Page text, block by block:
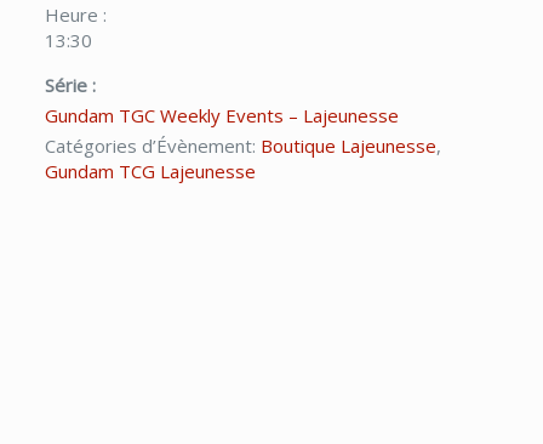
Heure :
13:30
Série :
Gundam TGC Weekly Events – Lajeunesse
Catégories d’Évènement: Boutique Lajeunesse,
Gundam TCG Lajeunesse